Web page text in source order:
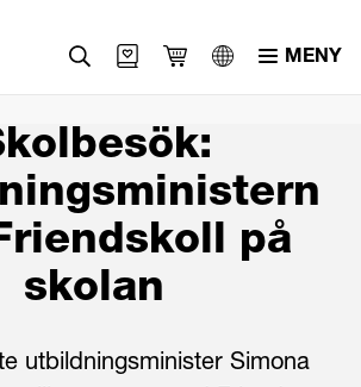
MENY
på
skolan
utbildningsminister Simona